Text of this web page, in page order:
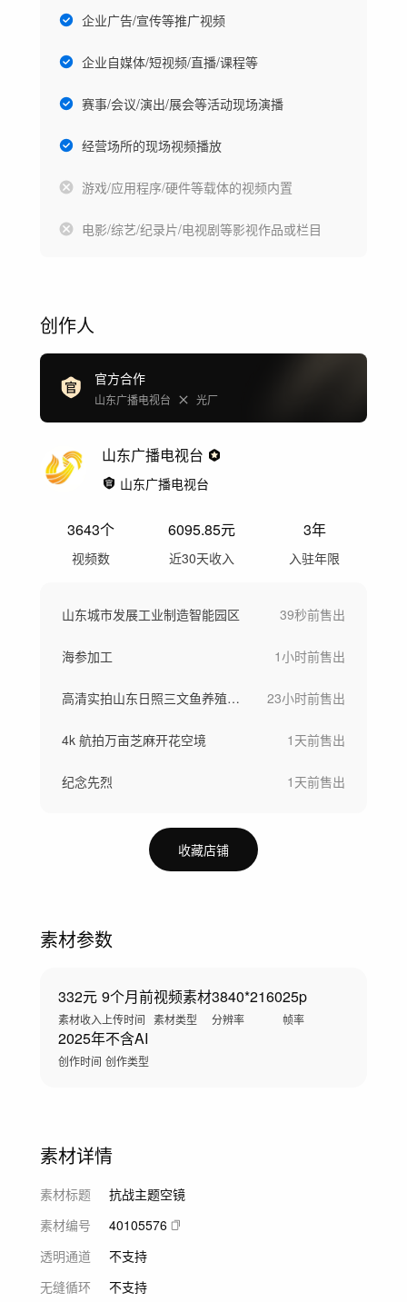
企业广告/宣传等推广视频
企业自媒体/短视频/直播/课程等
赛事/会议/演出/展会等活动现场演播
经营场所的现场视频播放
游戏/应用程序/硬件等载体的视频内置
电影/综艺/纪录片/电视剧等影视作品或栏目
创作人
官方合作
山东广播电视台 光厂
山东广播电视台
山东广播电视台
3643个
视频数
6095.85元
近30天收入
3年
入驻年限
山东城市发展工业制造智能园区 39秒前售出
海参加工 1小时前售出
高清实拍山东日照三文鱼养殖加工空镜 23小时前售出
4k 航拍万亩芝麻开花空境 1天前售出
纪念先烈 1天前售出
收藏店铺
素材参数
332元
素材收入
9个月前
上传时间
视频素材
素材类型
3840*2160
分辨率
25p
帧率
2025年
创作时间
不含AI
创作类型
素材详情
素材标题
抗战主题空镜
素材编号
40105576
透明通道
不支持
无缝循环
不支持